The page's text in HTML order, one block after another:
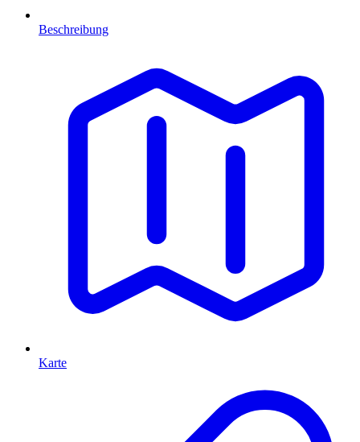
Beschreibung
Karte